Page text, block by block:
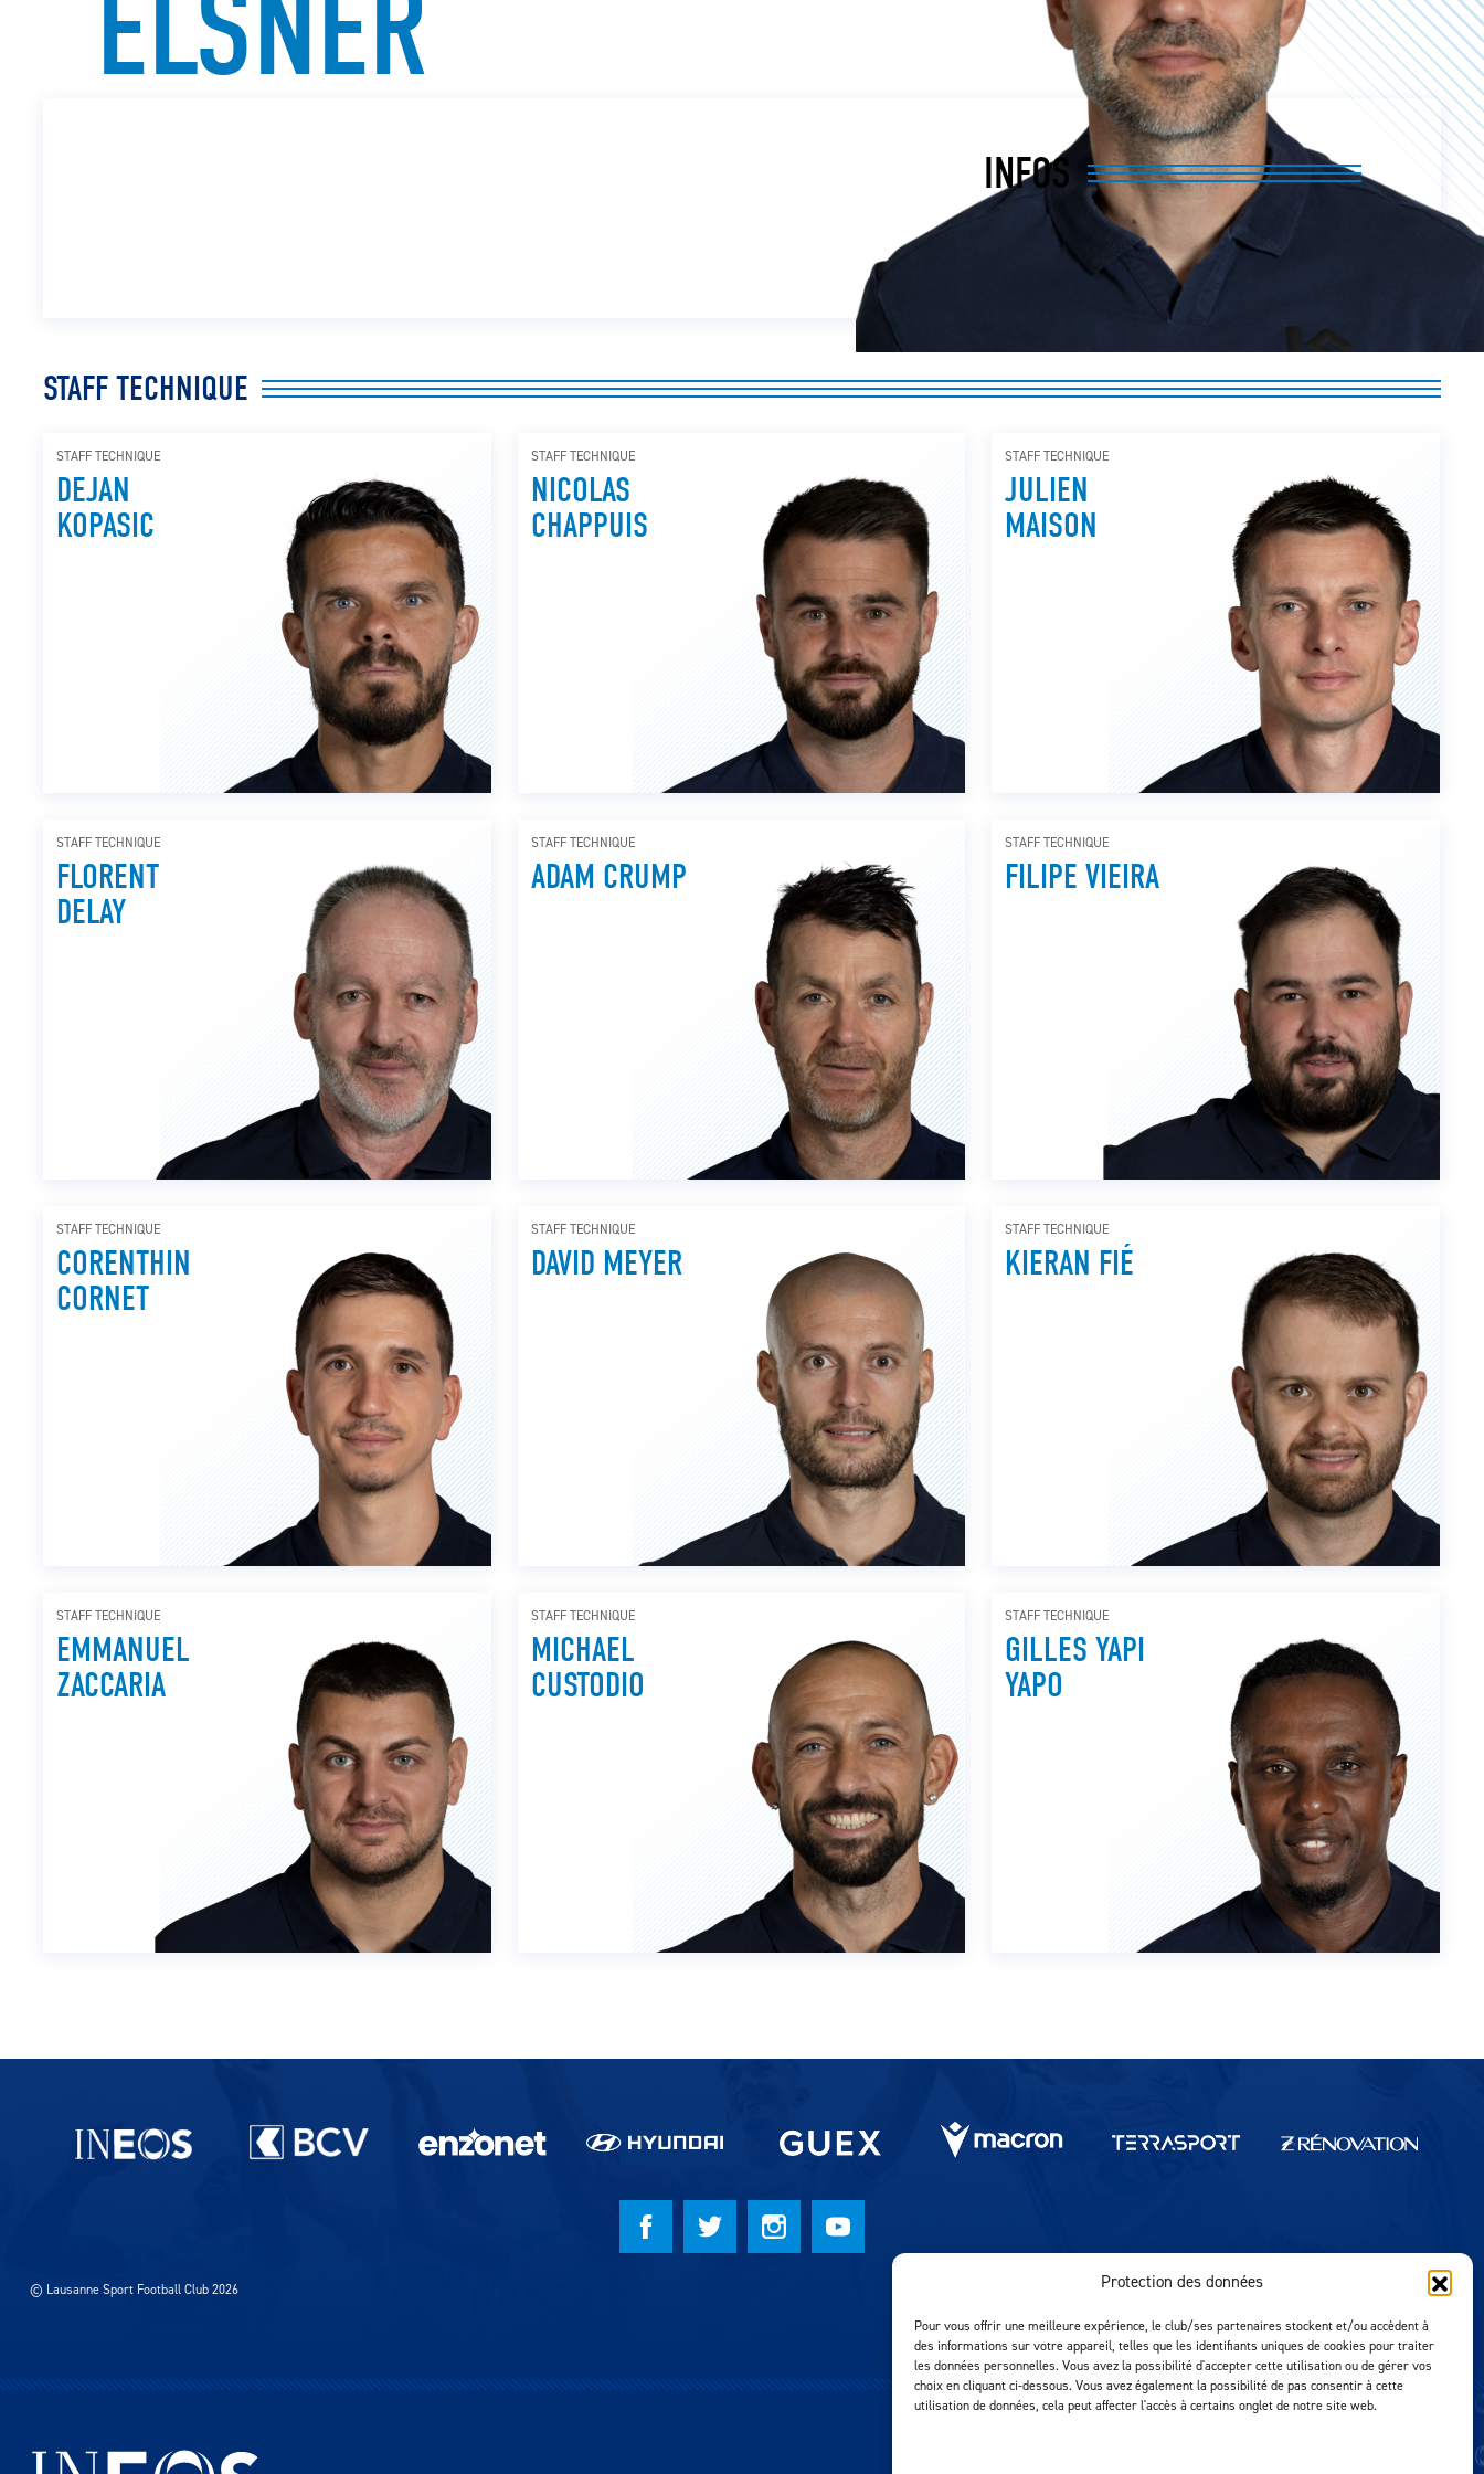
Protection des données
Pour vous offrir une meilleure expérience, le club/ses partenaires stockent et/ou accèdent à
des informations sur votre appareil, telles que les identifiants uniques de cookies pour traiter
les données personnelles. Vous avez la possibilité d'accepter cette utilisation ou de gérer vos
choix en cliquant ci-dessous. Vous avez également la possibilité de pas consentir à cette
utilisation de données, cela peut affecter l'accès à certains onglet de notre site web.
ELSNER
INFOS
POSITION
STAFF TECHNIQUE
STAFF TECHNIQUE
STAFF TECHNIQUE
DEJAN
KOPASIC
STAFF TECHNIQUE
NICOLAS
CHAPPUIS
STAFF TECHNIQUE
JULIEN
MAISON
STAFF TECHNIQUE
FLORENT
DELAY
STAFF TECHNIQUE
ADAM CRUMP
STAFF TECHNIQUE
FILIPE VIEIRA
STAFF TECHNIQUE
CORENTHIN
CORNET
STAFF TECHNIQUE
DAVID MEYER
STAFF TECHNIQUE
KIERAN FIÉ
STAFF TECHNIQUE
EMMANUEL
ZACCARIA
STAFF TECHNIQUE
MICHAEL
CUSTODIO
STAFF TECHNIQUE
GILLES YAPI
YAPO
Partenaires du lausanne-Sport
© Lausanne Sport Football Club 2026